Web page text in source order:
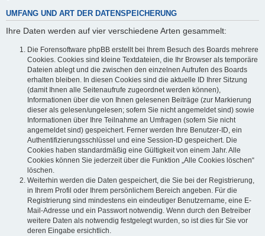
UMFANG UND ART DER DATENSPEICHERUNG
Ihre Daten werden auf vier verschiedene Arten gesammelt:
Die Forensoftware phpBB erstellt bei Ihrem Besuch des Boards mehrere
Cookies. Cookies sind kleine Textdateien, die Ihr Browser als temporäre
Dateien ablegt und die zwischen den einzelnen Aufrufen des Boards
erhalten bleiben. In diesen Cookies sind die aktuelle ID Ihrer Sitzung
(damit Ihnen alle Seitenaufrufe zugeordnet werden können),
Informationen über die von Ihnen gelesenen Beiträge (zur Markierung
dieser als gelesen/ungelesen; sofern Sie nicht angemeldet sind) sowie
Informationen über Ihre Teilnahme an Umfragen (sofern Sie nicht
angemeldet sind) gespeichert. Ferner werden Ihre Benutzer-ID, ein
Authentifizierungsschlüssel und eine Session-ID gespeichert. Die
Cookies haben standardmäßig eine Gültigkeit von einem Jahr. Alle
Cookies können Sie jederzeit über die Funktion „Alle Cookies löschen“
löschen.
Weiterhin werden die Daten gespeichert, die Sie bei der Registrierung,
in Ihrem Profil oder Ihrem persönlichem Bereich angeben. Für die
Registrierung sind mindestens ein eindeutiger Benutzername, eine E-
Mail-Adresse und ein Passwort notwendig. Wenn durch den Betreiber
weitere Daten als notwendig festgelegt wurden, so ist dies für Sie vor
deren Eingabe ersichtlich.